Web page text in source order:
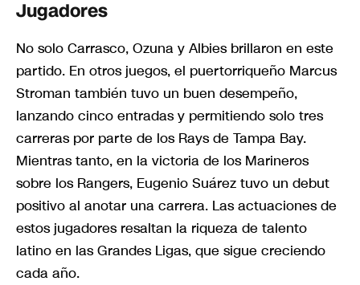
Jugadores
No solo Carrasco, Ozuna y Albies brillaron en este
partido. En otros juegos, el puertorriqueño Marcus
Stroman también tuvo un buen desempeño,
lanzando cinco entradas y permitiendo solo tres
carreras por parte de los Rays de Tampa Bay.
Mientras tanto, en la victoria de los Marineros
sobre los Rangers, Eugenio Suárez tuvo un debut
positivo al anotar una carrera. Las actuaciones de
estos jugadores resaltan la riqueza de talento
latino en las Grandes Ligas, que sigue creciendo
cada año.